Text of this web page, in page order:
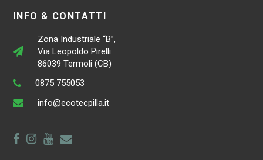
INFO & CONTATTI
Zona Industriale “B”,
Via Leopoldo Pirelli
86039 Termoli (CB)
0875 755053
info@ecotecpilla.it